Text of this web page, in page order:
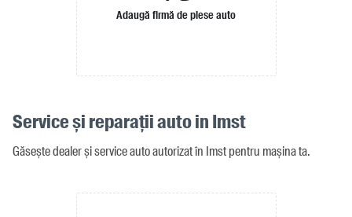
Adaugă firmă de piese auto
Service și reparații auto in Imst
Găsește dealer și service auto autorizat în Imst pentru mașina ta.